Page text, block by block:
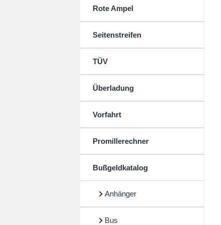
Rote Ampel
Seitenstreifen
TÜV
Überladung
Vorfahrt
Promillerechner
Bußgeldkatalog
Anhänger
Bus